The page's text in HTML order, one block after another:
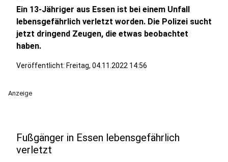
Ein 13-Jähriger aus Essen ist bei einem Unfall
lebensgefährlich verletzt worden. Die Polizei sucht
jetzt dringend Zeugen, die etwas beobachtet
haben.
Veröffentlicht: Freitag, 04.11.2022 14:56
Anzeige
Fußgänger in Essen lebensgefährlich
verletzt